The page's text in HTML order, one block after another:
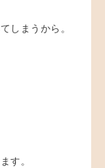
しまうから。
す。